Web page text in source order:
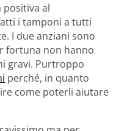
positiva al
i tamponi a tutti
I due anziani sono
fortuna non hanno
gravi. Purtroppo
perché, in quanto
come poterli aiutare